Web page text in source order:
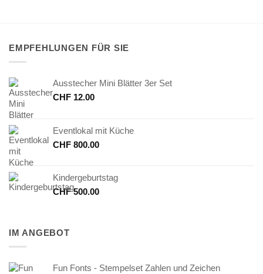
EMPFEHLUNGEN FÜR SIE
Ausstecher Mini Blätter 3er Set
CHF 12.00
Eventlokal mit Küche
CHF 800.00
Kindergeburtstag
CHF500.00
IM ANGEBOT
Fun Fonts - Stempelset Zahlen und Zeichen